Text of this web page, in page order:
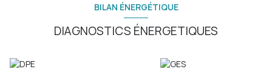
sont disponibles sur le siteGéorisques
BILAN ÉNERGÉTIQUE
DIAGNOSTICS ÉNERGETIQUES